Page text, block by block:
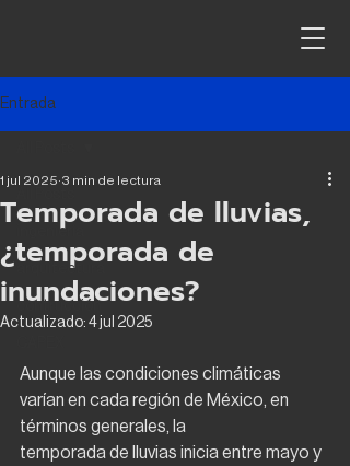
Entrada
ingeniería
arquitectura
Temporada de lluvias,
¿temporada de
inundaciones?
1 jul 2025 3 min de lectura
Actualizado: 4 jul 2025
Aunque las condiciones climáticas
varían en cada región de México, en
términos generales, la
temporada de lluvias inicia entre mayo y